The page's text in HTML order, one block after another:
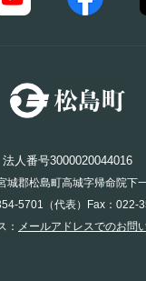
法人番号3000020044016
城郡松島町高城字帰命院下
5701（代表）Fax：022-
： メールアドレスでのお問